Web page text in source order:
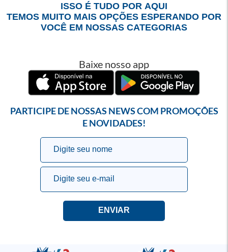
ISSO É TUDO POR AQUI
TEMOS MUITO MAIS OPÇÕES ESPERANDO POR
VOCÊ EM NOSSAS CATEGORIAS
Baixe nosso app
PARTICIPE DE NOSSAS NEWS COM PROMOÇÕES
E NOVIDADES!